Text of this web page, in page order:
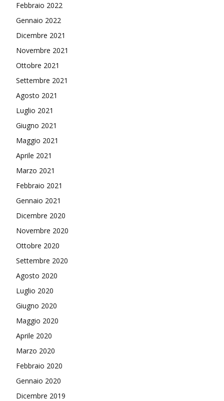
Febbraio 2022
Gennaio 2022
Dicembre 2021
Novembre 2021
Ottobre 2021
Settembre 2021
Agosto 2021
Luglio 2021
Giugno 2021
Maggio 2021
Aprile 2021
Marzo 2021
Febbraio 2021
Gennaio 2021
Dicembre 2020
Novembre 2020
Ottobre 2020
Settembre 2020
Agosto 2020
Luglio 2020
Giugno 2020
Maggio 2020
Aprile 2020
Marzo 2020
Febbraio 2020
Gennaio 2020
Dicembre 2019